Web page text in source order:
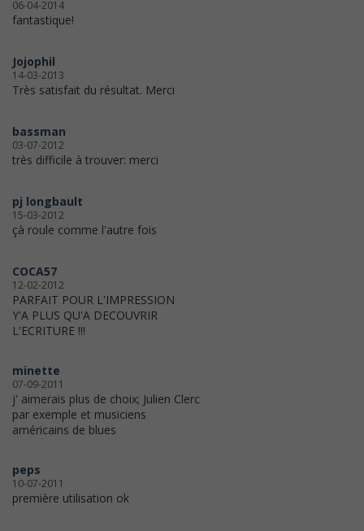
06-04-2014
fantastique!
Jojophil
14-03-2013
Très satisfait du résultat. Merci
bassman
03-07-2012
très difficile à trouver: merci
pj longbault
15-03-2012
çà roule comme l'autre fois
COCA57
12-02-2012
PARFAIT POUR L'IMPRESSION
Y'A PLUS QU'A DECOUVRIR
L'ECRITURE !!!
minette
07-09-2011
j' aimerais plus de choix; Julien Clerc
par exemple et musiciens
américains de blues
peps
10-07-2011
première utilisation ok